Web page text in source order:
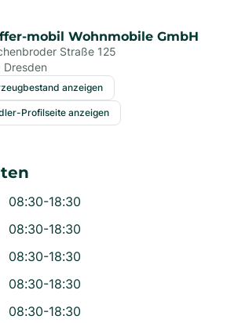
mobil Wohnmobile GmbH
Straße 125
Dresden
anzeigen
Profilseite anzeigen
08:30-18:30
08:30-18:30
08:30-18:30
08:30-18:30
08:30-18:30